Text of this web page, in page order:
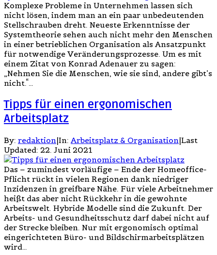
Komplexe Probleme in Unternehmen lassen sich
nicht lösen, indem man an ein paar unbedeutenden
Stellschrauben dreht. Neueste Erkenntnisse der
Systemtheorie sehen auch nicht mehr den Menschen
in einer betrieblichen Organisation als Ansatzpunkt
für notwendige Veränderungsprozesse. Um es mit
einem Zitat von Konrad Adenauer zu sagen:
„Nehmen Sie die Menschen, wie sie sind, andere gibt’s
nicht.“…
Tipps für einen ergonomischen
Arbeitsplatz
By: redaktion|In:Arbeitsplatz & Organisation|Last
Updated: 22. Juni 2021
Das – zumindest vorläufige – Ende der Homeoffice-
Pflicht rückt in vielen Regionen dank niedriger
Inzidenzen in greifbare Nähe. Für viele Arbeitnehmer
heißt das aber nicht Rückkehr in die gewohnte
Arbeitswelt. Hybride Modelle sind die Zukunft. Der
Arbeits- und Gesundheitsschutz darf dabei nicht auf
der Strecke bleiben. Nur mit ergonomisch optimal
eingerichteten Büro- und Bildschirmarbeitsplätzen
wird…